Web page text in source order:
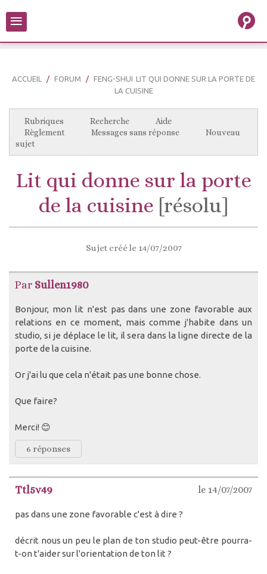
≡
ACCUEIL FORUM FENG-SHUI LIT QUI DONNE SUR LA PORTE DE
LA CUISINE
Rubriques Recherche
Aide
Règlement
Messages sans réponse
Nouveau
sujet
Lit qui donne sur la porte
de la cuisine [résolu]
Sujet créé le 14/07/2007
Par Sullen1980
Bonjour, mon lit n'est pas dans une zone favorable aux
relations en ce moment, mais comme j'habite dans un
studio, si je déplace le lit, il sera dans la ligne directe de la
porte de la cuisine.
Or j'ai lu que cela n'était pas une bonne chose.
Que faire?
Merci! 😊
6 réponses
Ttl5v49 le 14/07/2007
pas dans une zone favorable c'est à dire ?
décrit nous un peu le plan de ton studio peut-être pourra-
t-on t'aider sur l'orientation de ton lit ?